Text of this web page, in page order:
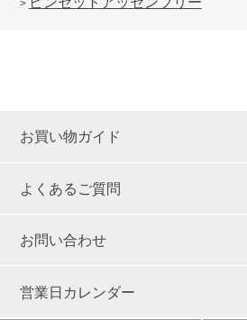
>
お買い物ガイド
よくあるご質問
お問い合わせ
営業日カレンダー